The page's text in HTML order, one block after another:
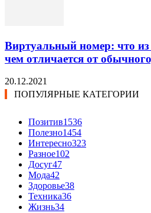
Виртуальный номер: что из
чем отличается от
20.12.2021
ПОПУЛЯРНЫЕ КАТЕГОРИИ
Позитив1536
Полезно1454
Интересно323
Разное102
Досуг47
Мода42
Здоровье38
Техника36
Жизнь34